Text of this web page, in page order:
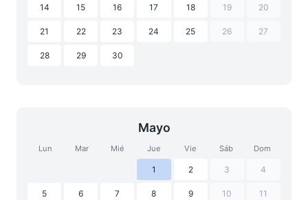
14 15 16 17 18 19 20
21 22 23 24 25 26 27
28 29 30
Mayo
Lun Mar Mié Jue Vie Sáb Dom
1 2 3 4
5 6 7 8 9 10 11